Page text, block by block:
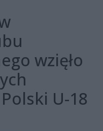
wzięło
U-18